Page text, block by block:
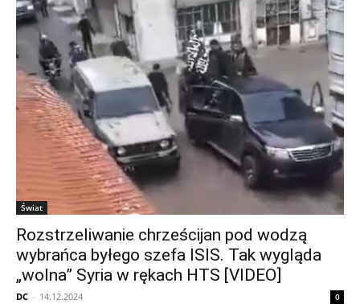
Świat
Rozstrzeliwanie chrześcijan pod wodzą
wybrańca byłego szefa ISIS. Tak wygląda
„wolna” Syria w rękach HTS [VIDEO]
DC - 14.12.2024 0